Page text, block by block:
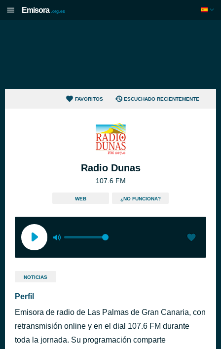
Emisora .org.es
FAVORITOS ESCUCHADO RECIENTEMENTE
Radio Dunas
107.6 FM
WEB ¿NO FUNCIONA?
NOTICIAS
Perfil
Emisora de radio de Las Palmas de Gran Canaria, con
retransmisión online y en el dial 107.6 FM durante
toda la jornada. Su programación comparte